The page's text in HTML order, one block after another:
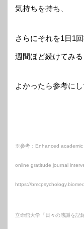
気持ちを持ち、
さらにそれを1日1
週間ほど続けてみる
よかったら参考にし
※参考：Enhanced
online gratitude journal
https://
立命館大学「日々の感謝を